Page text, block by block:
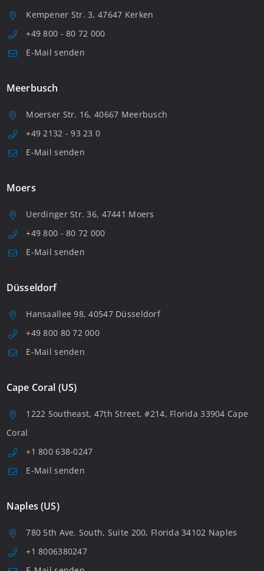
Kempener Str. 3, 47647 Kerken
+49 800 - 80 72 000
E-Mail senden
Meerbusch
Moerser Str. 16, 40667 Meerbusch
+49 2132 - 93 23 0
E-Mail senden
Moers
Uerdinger Str. 36, 47441 Moers
+49 800 - 80 72 000
E-Mail senden
Düsseldorf
Hansaallee 98, 40547 Düsseldorf
+49 800 80 72 000
E-Mail senden
Cape Coral (US)
1222 Southeast, 47th Street, #214, Florida 33904 Cape
Coral
+1 800 638-0247
E-Mail senden
Naples (US)
780 5th Ave. South, Suite 200, Florida 34102 Naples
+1 8006380247